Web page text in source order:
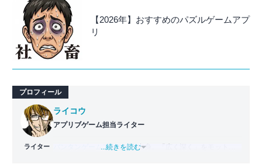
【2026年】おすすめのパズルゲームアプ
リ
プロフィール
ライター
ライコウ
アプリブゲーム担当ライター
バンタンゲームアカデミー 出身。「広く深く」をモットー
...続きを読む